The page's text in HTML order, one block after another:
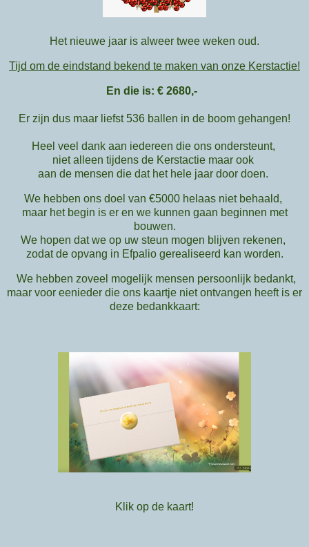
Het nieuwe jaar is alweer twee weken oud.
Tijd om de eindstand bekend te maken van onze Kerstactie!
En die is: € 2680,-
Er zijn dus maar liefst 536 ballen in de boom gehangen!
Heel veel dank aan iedereen die ons ondersteunt,
niet alleen tijdens de Kerstactie maar ook
aan de mensen die dat het hele jaar door doen.
We hebben ons doel van €5000 helaas niet behaald,
maar het begin is er en we kunnen gaan beginnen met
bouwen.
We hopen dat we op uw steun mogen blijven rekenen,
zodat de opvang in Efpalio gerealiseerd kan worden.
We hebben zoveel mogelijk mensen persoonlijk bedankt,
maar voor eenieder die ons kaartje niet ontvangen heeft is er
deze bedankkaart:
Klik op de kaart!